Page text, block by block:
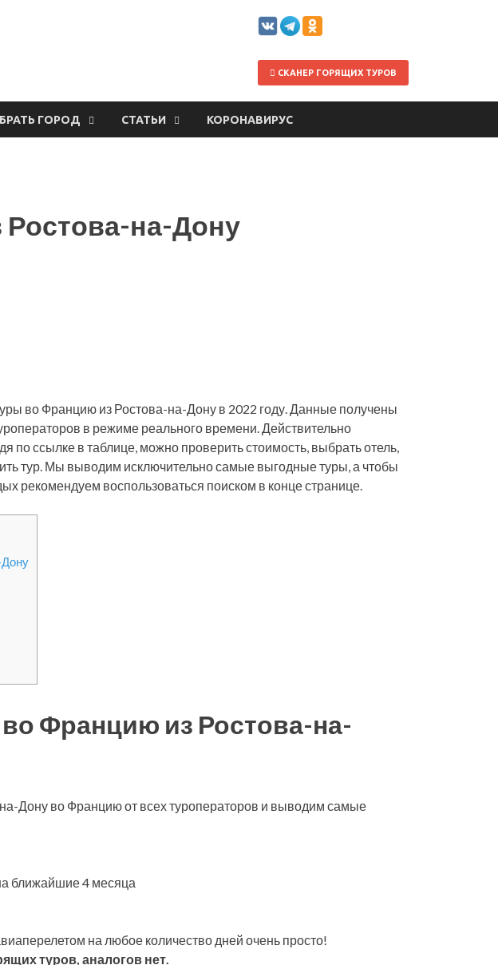
СКАНЕР ГОРЯЩИХ ТУРОВ
ГОРОД СТАТЬИ КОРОНАВИРУС
на-Дону
во Францию из Ростова-на-Дону в 2022 году. Данные получены
в режиме реального времени. Действительно
по ссылке в таблице, можно проверить стоимость, выбрать отель,
тур. Мы выводим исключительно самые выгодные туры, а чтобы
рекомендуем воспользоваться поиском в конце странице.
Францию из Ростова-на-
Дону во Францию от всех туроператоров и выводим самые
ближайшие 4 месяца
на любое количество дней очень просто!
туров, аналогов нет.